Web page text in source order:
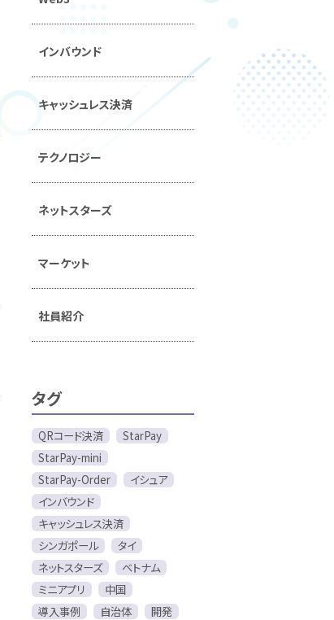
インバウンド
キャッシュレス決済
テクノロジー
ネットスターズ
マーケット
社員紹介
タグ
QRコード決済
StarPay
StarPay-mini
StarPay-Order
イシュア
インバウンド
キャッシュレス決済
シンガポール
タイ
ネットスターズ
ベトナム
ミニアプリ
中国
導入事例
自治体 開発